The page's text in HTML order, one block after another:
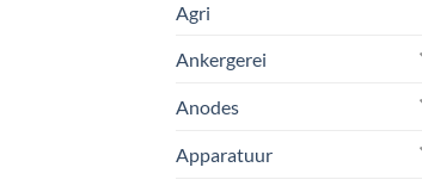
Agri
Ankergerei
Anodes
Apparatuur